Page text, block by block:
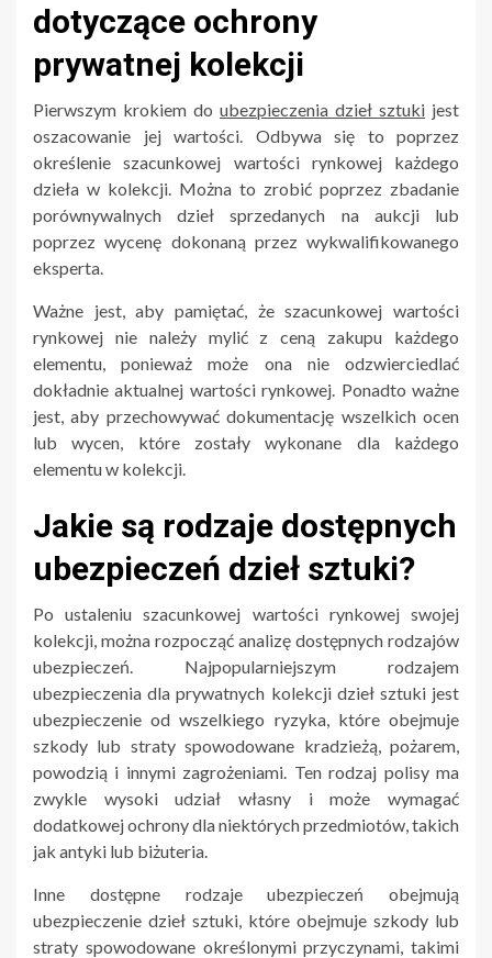
dotyczące ochrony
prywatnej kolekcji
Pierwszym krokiem do ubezpieczenia dzieł sztuki jest
oszacowanie jej wartości. Odbywa się to poprzez
określenie szacunkowej wartości rynkowej każdego
dzieła w kolekcji. Można to zrobić poprzez zbadanie
porównywalnych dzieł sprzedanych na aukcji lub
poprzez wycenę dokonaną przez wykwalifikowanego
eksperta.
Ważne jest, aby pamiętać, że szacunkowej wartości
rynkowej nie należy mylić z ceną zakupu każdego
elementu, ponieważ może ona nie odzwierciedlać
dokładnie aktualnej wartości rynkowej. Ponadto ważne
jest, aby przechowywać dokumentację wszelkich ocen
lub wycen, które zostały wykonane dla każdego
elementu w kolekcji.
Jakie są rodzaje dostępnych
ubezpieczeń dzieł sztuki?
Po ustaleniu szacunkowej wartości rynkowej swojej
kolekcji, można rozpocząć analizę dostępnych rodzajów
ubezpieczeń. Najpopularniejszym rodzajem
ubezpieczenia dla prywatnych kolekcji dzieł sztuki jest
ubezpieczenie od wszelkiego ryzyka, które obejmuje
szkody lub straty spowodowane kradzieżą, pożarem,
powodzią i innymi zagrożeniami. Ten rodzaj polisy ma
zwykle wysoki udział własny i może wymagać
dodatkowej ochrony dla niektórych przedmiotów, takich
jak antyki lub biżuteria.
Inne dostępne rodzaje ubezpieczeń obejmują
ubezpieczenie dzieł sztuki, które obejmuje szkody lub
straty spowodowane określonymi przyczynami, takimi